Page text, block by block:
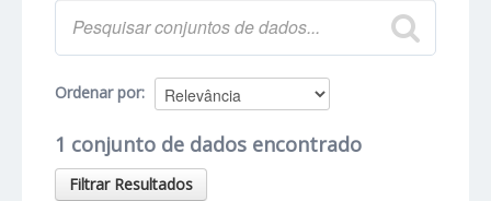
Ordenar por
1 conjunto de dados encontrado
Filtrar Resultados